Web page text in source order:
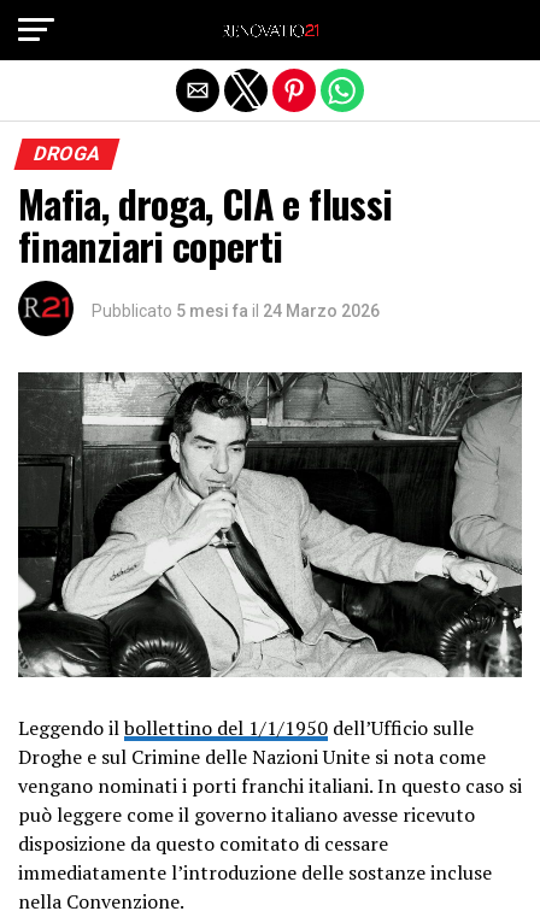
DROGA
Mafia, droga, CIA e flussi
finanziari coperti
Pubblicato 5 mesi fa il 24 Marzo 2026
Leggendo ilbollettino del 1/1/1950 dell’Ufficio sulle
Droghe e sul Crimine delle Nazioni Unite si nota come
vengano nominati i porti franchi italiani. In questo caso si
può leggere come il governo italiano avesse ricevuto
disposizione da questo comitato di cessare
immediatamente l’introduzione delle sostanze incluse
nella Convenzione.
Exit mobile version